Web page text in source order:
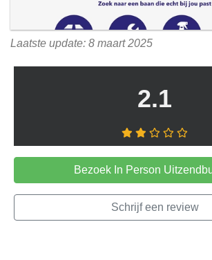
Laatste update: 8 maart 2025
2.1
Bezoek In Person
Schrijf een review